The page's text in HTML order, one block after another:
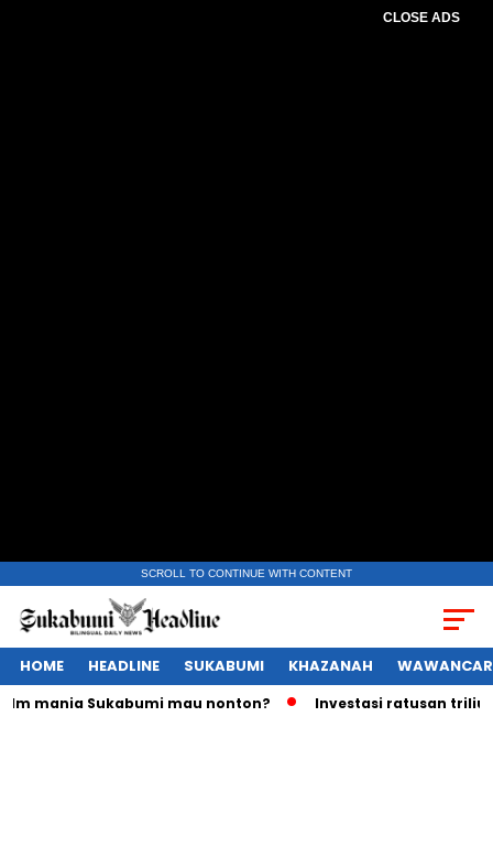
CLOSE ADS
SCROLL TO CONTINUE WITH CONTENT
HOME HEADLINE SUKABUMI KHAZANAH
Sukabumi mau nonton? Investasi ratusan triliun